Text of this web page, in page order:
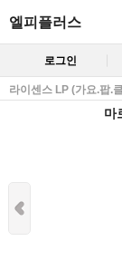
엘피플러스
로그인
라이센스 LP (가요.팝.
마